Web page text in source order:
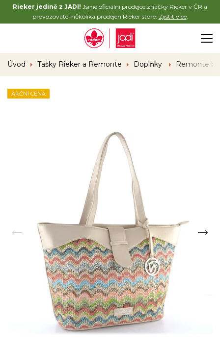
Rieker jedině z JADI! Jsme oficiální prodejce značky Rieker v ČR a
provozovatel několika prodejen Rieker store. Zjistit více.
Úvod Tašky Rieker a Remonte Doplňky Remonte
AKČNÍ CENA